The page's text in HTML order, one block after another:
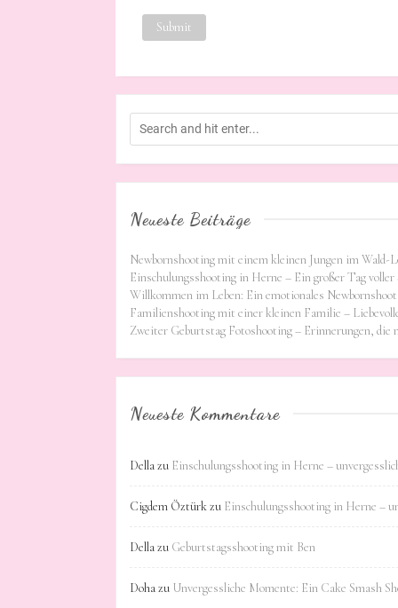
Neueste Beiträge
Newbornshooting mit einem kleinen Jungen im
Einschulungsshooting in Herne – Ein großer Tag voller
Willkommen im Leben: Ein emotionales
Familienshooting mit einer kleinen Familie –
Zweiter Geburtstag Fotoshooting – Erinnerungen, die
Neueste Kommentare
Dellazu Einschulungsshooting in Herne –
Cigdem Öztürkzu Einschulungsshooting in Herne –
Dellazu Geburtstagsshooting mit Ben
Dohazu Unvergessliche Momente: Ein Cake Smash